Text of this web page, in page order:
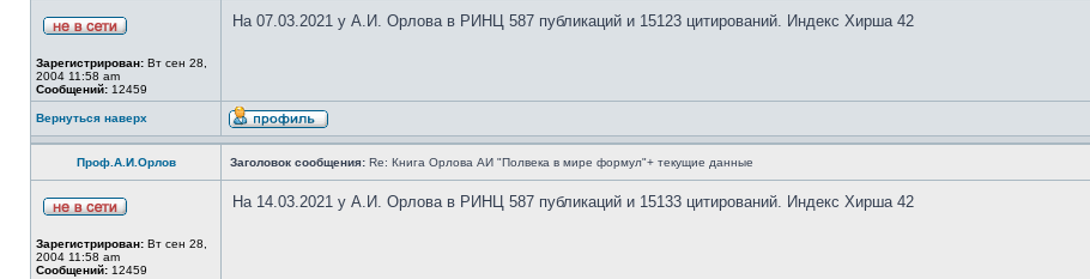
Зарегистрирован: Вт сен 28,
2004 11:58 am
Сообщений: 12459
На 07.03.2021 у А.И. Орлова в РИНЦ 587 публикаций и 15123 цитирований. Индекс Хирша 42
Вернуться наверх
Проф.А.И.Орлов Заголовок сообщения: Re: Книга Орлова АИ "Полвека в мире формул"+ текущие данные
Зарегистрирован: Вт сен 28,
2004 11:58 am
Сообщений: 12459
На 14.03.2021 у А.И. Орлова в РИНЦ 587 публикаций и 15133 цитирований. Индекс Хирша 42